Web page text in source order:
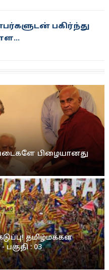
பகிர்ந்து
பிழையானது
தமிழ்மக்கள்
: 03